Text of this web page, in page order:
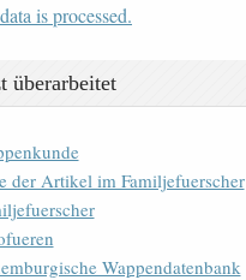
is processed.
überarbeitet
der Artikel im Familjefuerscher
Wappendatenbank